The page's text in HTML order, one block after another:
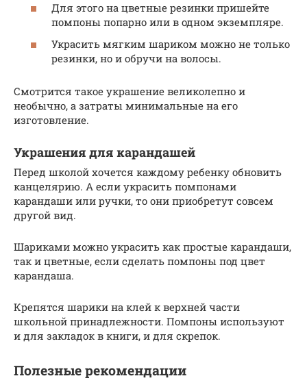
Для этого на цветные резинки пришейте
помпоны попарно или в одном экземпляре.
Украсить мягким шариком можно не только
резинки, но и обручи на волосы.
Смотрится такое украшение великолепно и
необычно, а затраты минимальные на его
изготовление.
Украшения для карандашей
Перед школой хочется каждому ребенку обновить
канцелярию. А если украсить помпонами
карандаши или ручки, то они приобретут совсем
другой вид.
Шариками можно украсить как простые карандаши,
так и цветные, если сделать помпоны под цвет
карандаша.
Крепятся шарики на клей к верхней части
школьной принадлежности. Помпоны используют
и для закладок в книги, и для скрепок.
Полезные рекомендации